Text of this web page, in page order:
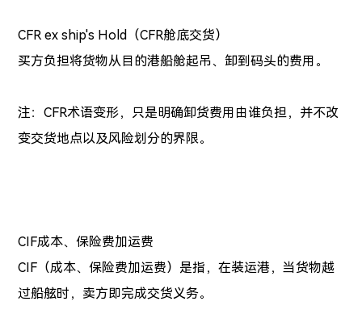
CFR ex ship's Hold（CFR舱底交货）
买方负担将货物从目的港船舱起吊、卸到码头的费用。
注：CFR术语变形，只是明确卸货费用由谁负担，并不改
变交货地点以及风险划分的界限。
CIF成本、保险费加运费
CIF（成本、保险费加运费）是指，在装运港，当货物越
过船舷时，卖方即完成交货义务。